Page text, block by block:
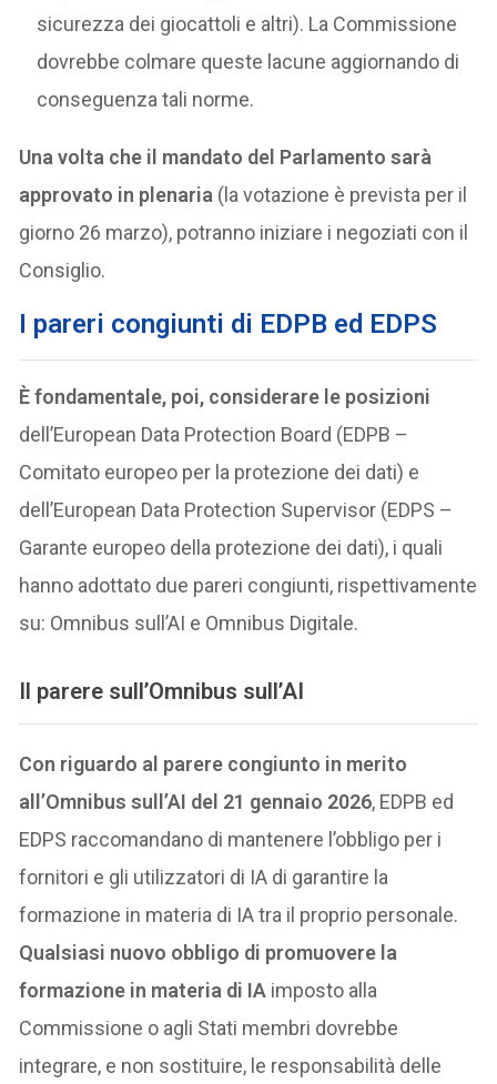
sicurezza dei giocattoli e altri). La Commissione
dovrebbe colmare queste lacune aggiornando di
conseguenza tali norme.
Una volta che il mandato del Parlamento sarà
approvato in plenaria (la votazione è prevista per il
giorno 26 marzo), potranno iniziare i negoziati con il
Consiglio.
I pareri congiunti di EDPB ed EDPS
È fondamentale, poi, considerare le posizioni
dell’European Data Protection Board (EDPB –
Comitato europeo per la protezione dei dati) e
dell’European Data Protection Supervisor (EDPS –
Garante europeo della protezione dei dati), i quali
hanno adottato due pareri congiunti, rispettivamente
su: Omnibus sull’AI e Omnibus Digitale.
Il parere sull’Omnibus sull’AI
Con riguardo al parere congiunto in merito
all’Omnibus sull’AI del 21 gennaio 2026, EDPB ed
EDPS raccomandano di mantenere l’obbligo per i
fornitori e gli utilizzatori di IA di garantire la
formazione in materia di IA tra il proprio personale.
Qualsiasi nuovo obbligo di promuovere la
formazione in materia di IA imposto alla
Commissione o agli Stati membri dovrebbe
integrare, e non sostituire, le responsabilità delle